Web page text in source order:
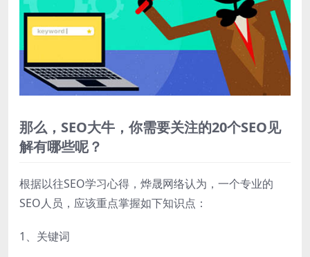
那么，SEO大牛，你需要关注的20个SEO见
解有哪些呢？
根据以往SEO学习心得，烨晟网络认为，一个专业的
SEO人员，应该重点掌握如下知识点：
1、关键词